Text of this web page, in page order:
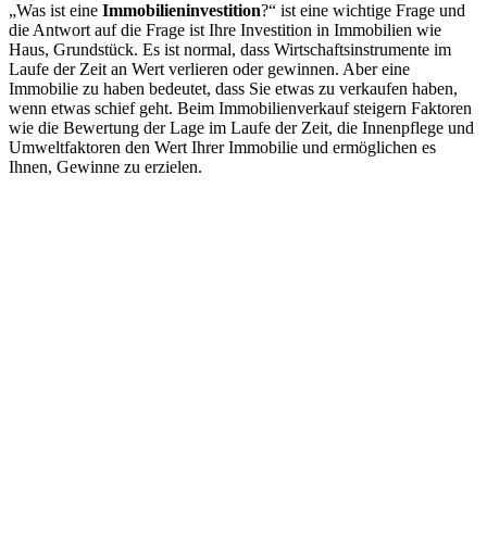
„Was ist eine Immobilieninvestition?“ ist eine wichtige Frage und
die Antwort auf die Frage ist Ihre Investition in Immobilien wie
Haus, Grundstück. Es ist normal, dass Wirtschaftsinstrumente im
Laufe der Zeit an Wert verlieren oder gewinnen. Aber eine
Immobilie zu haben bedeutet, dass Sie etwas zu verkaufen haben,
wenn etwas schief geht. Beim Immobilienverkauf steigern Faktoren
wie die Bewertung der Lage im Laufe der Zeit, die Innenpflege und
Umweltfaktoren den Wert Ihrer Immobilie und ermöglichen es
Ihnen, Gewinne zu erzielen.